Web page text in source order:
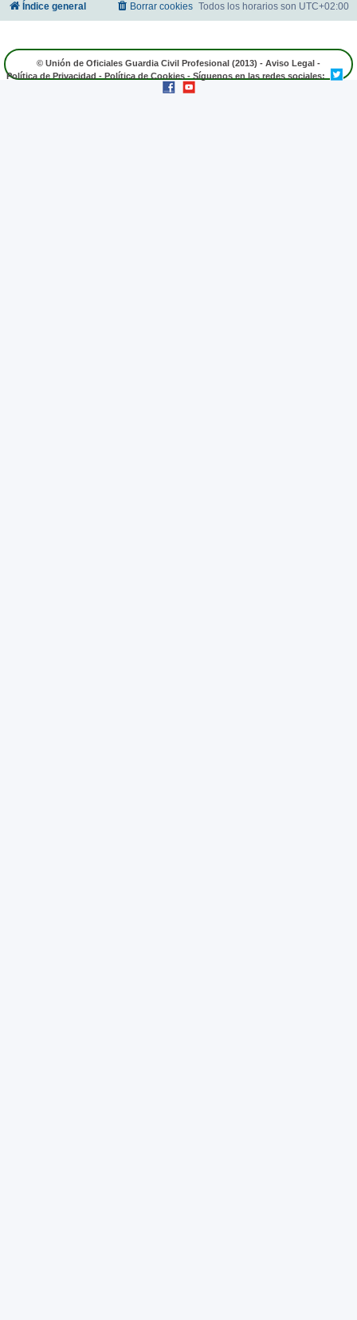
Índice general Todos los horarios son UTC+02:00
Borrar cookies
© Unión de Oficiales Guardia Civil Profesional (2013) - Aviso Legal -
Política de Privacidad-Política de Cookies- Síguenos en las redes sociales: